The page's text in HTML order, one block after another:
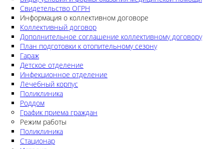
Свидетельство ОГРН
Информация о коллективном договоре
Коллективный договор
Дополнительное соглашение коллективному договору
План подготовки к отопительному сезону
Гараж
Детское отделение
Инфекционное отделение
Лечебный корпус
Поликлиника
Роддом
График приема граждан
Режим работы
Поликлиника
Стационар